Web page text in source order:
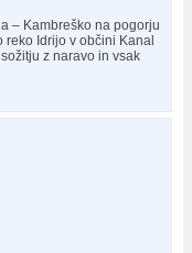
– Kambreško na pogorju
Idrijo v občini Kanal
z naravo in vsak